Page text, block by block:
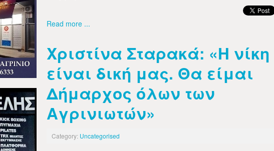
Read more ...
Χριστίνα Σταρακά: «Η νίκη
είναι δική μας. Θα είμαι
Δήμαρχος όλων των
Αγρινιωτών»
Category: Uncategorised